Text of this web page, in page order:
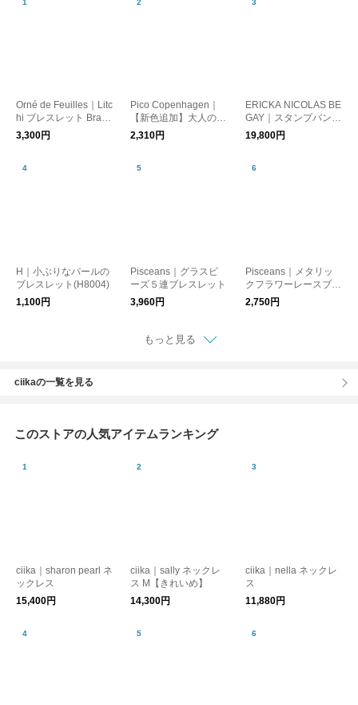
Orné de Feuilles｜Litc
hi ブレスレット Brace
let Bubble Mary
3,300円
Pico Copenhagen｜
【新色追加】大人の余
裕バングルAsha
2,310円
ERICKA NICOLAS BE
GAY｜スタンプバング
ル ナバホジュエリー
ハンドメイドジュエリ
バー アクセサリー ST
19,800円
H｜小ぶりなパールの
ブレスレット(H8004)
1,100円
Pisceans｜グラスビ
ーズ５連ブレスレット
3,960円
Pisceans｜メタリッ
クフラワーレースブレ
スレット [フォーマル/
セレモニー/オケージ
2,750円
もっと見る
ciikaの一覧を見る
このストアの人気アイテムランキング
ciika｜sharon pearl ネ
ックレス
15,400円
ciika｜sally ネックレ
ス M【きれいめ】
14,300円
ciika｜nella ネックレ
ス
11,880円